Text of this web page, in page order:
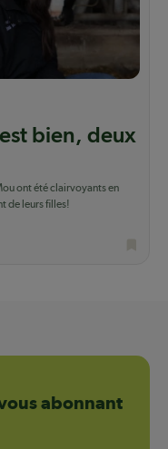
bien, deux
ont été clairvoyants en
de leurs filles!
abonnant